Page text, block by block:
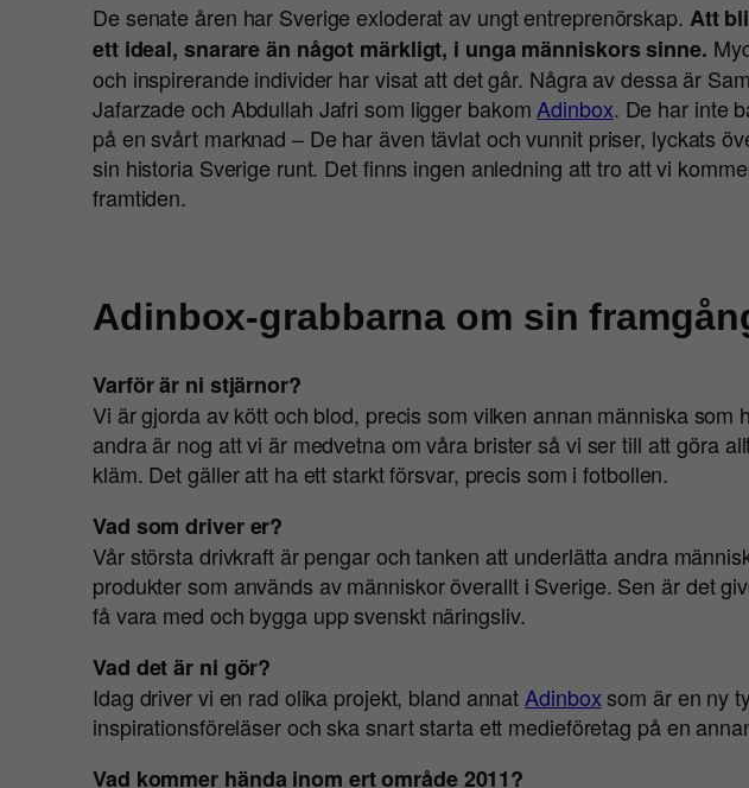
De senate åren har Sverige exloderat av ungt entreprenörskap. Att
ett ideal, snarare än något märkligt, i unga människors sinne.
och inspirerande individer har visat att det går. Några av dessa är
Jafarzade och Abdullah Jafri som ligger bakomAdinbox. De har inte
på en svårt marknad – De har även tävlat och vunnit priser, lyckats
sin historia Sverige runt. Det finns ingen anledning att tro att vi
framtiden.
Adinbox-grabbarna om sin
Varför är ni stjärnor?
Vi är gjorda av kött och blod, precis som vilken annan människa som
andra är nog att vi är medvetna om våra brister så vi ser till att göra
kläm. Det gäller att ha ett starkt försvar, precis som i fotbollen.
Vad som driver er?
Vår största drivkraft är pengar och tanken att underlätta andra
produkter som används av människor överallt i Sverige. Sen är det
få vara med och bygga upp svenskt näringsliv.
Vad det är ni gör?
Idag driver vi en rad olika projekt, bland annatAdinboxsom är en ny
inspirationsföreläser och ska snart starta ett medieföretag på en
Vad kommer hända inom ert område 2011?